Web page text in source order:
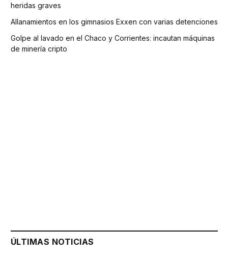
heridas graves
Allanamientos en los gimnasios Exxen con varias detenciones
Golpe al lavado en el Chaco y Corrientes: incautan máquinas
de minería cripto
ÚLTIMAS NOTICIAS